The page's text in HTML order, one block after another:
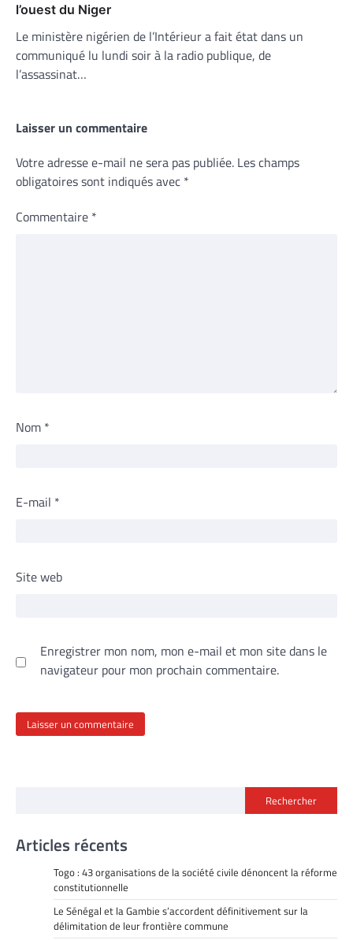
l’ouest du Niger
Le ministère nigérien de l’Intérieur a fait état dans un
communiqué lu lundi soir à la radio publique, de
l’assassinat…
Laisser un commentaire
Votre adresse e-mail ne sera pas publiée. Les champs
obligatoires sont indiqués avec *
Commentaire *
Nom *
E-mail *
Site web
Enregistrer mon nom, mon e-mail et mon site dans le
navigateur pour mon prochain commentaire.
Rechercher
Articles récents
Togo : 43 organisations de la société civile dénoncent la réforme
constitutionnelle
Le Sénégal et la Gambie s’accordent définitivement sur la
délimitation de leur frontière commune